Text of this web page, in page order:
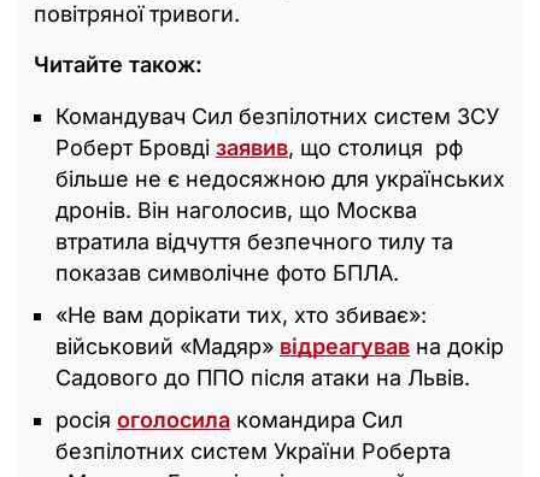
повітряної тривоги.
Читайте також:
Командувач Сил безпілотних систем ЗСУ
Роберт Бровді заявив, що столиця рф
більше не є недосяжною для українських
дронів. Він наголосив, що Москва
втратила відчуття безпечного тилу та
показав символічне фото БПЛА.
«Не вам дорікати тих, хто збиває»:
військовий «Мадяр» відреагував на докір
Садового до ППО після атаки на Львів.
росія оголосила командира Сил
безпілотних систем України Роберта